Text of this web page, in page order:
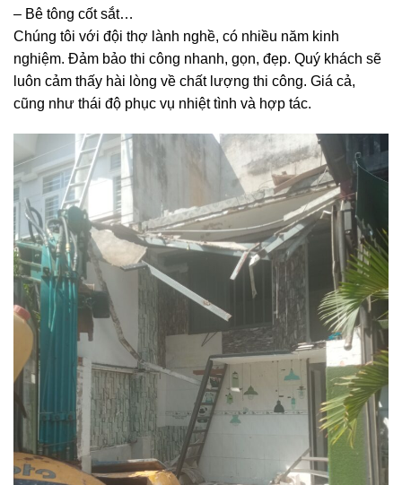
– Bê tông cốt sắt…
Chúng tôi với đội thợ lành nghề, có nhiều năm kinh
nghiệm. Đảm bảo thi công nhanh, gọn, đẹp. Quý khách sẽ
luôn cảm thấy hài lòng về chất lượng thi công. Giá cả,
cũng như thái độ phục vụ nhiệt tình và hợp tác.